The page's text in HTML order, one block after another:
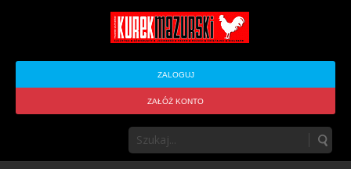
ZALOGUJ
ZAŁÓŻ KONTO